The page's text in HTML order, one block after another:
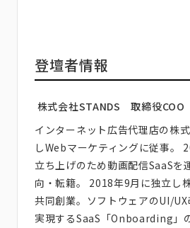
登壇者情報
株式会社STANDS 取締役
インターネット広告代理店の株
しWebマーケティングに従事。
立ち上げのため動画配信SaaSを
向・転籍。 2018年9月に独立し
共同創業。ソフトウェアのUI/
実現するSaaS「Onboarding」